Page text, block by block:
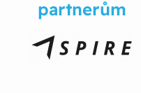
partnerům